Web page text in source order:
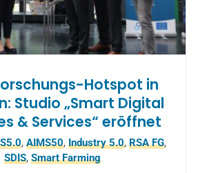
Hotspot in
Studio „Smart Digital
& Services“ eröffnet
, AIMS50, Industry 5.0, RSA FG,
SDIS, Smart Farming